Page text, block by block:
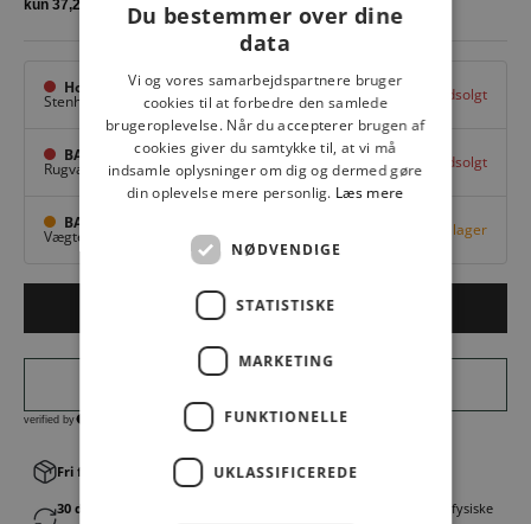
Hovedlager
Stenhuggervej 10, Odense M Udsolgt
BAGGI Tarup Center
Rugvang 36,Odense NV Udsolgt
BAGGI Nyborg
Vægtergade 1, Nyborg Få på lager
LÆG I KURV
Fri fragt v. køb over 499,00 kr.│Levering 1-3 hverdage
30 dages fortrydelsesret
│Byt eller returner gratis i en af vores fysiske
Du bestemmer over dine
data
Vi og vores samarbejdspartnere bruger
cookies til at forbedre den samlede
brugeroplevelse. Når du accepterer brugen af
cookies giver du samtykke til, at vi må
indsamle oplysninger om dig og dermed gøre
din oplevelse mere personlig. Læs mere
NØDVENDIGE
STATISTISKE
MARKETING
FUNKTIONELLE
UKLASSIFICEREDE